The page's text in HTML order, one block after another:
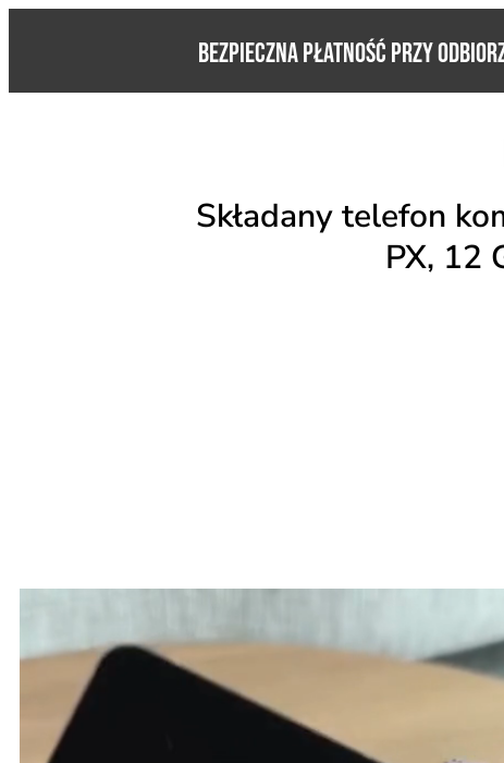
BEZPIECZNA PŁATNOŚĆ PRZY
Składany telefon
PX, 12